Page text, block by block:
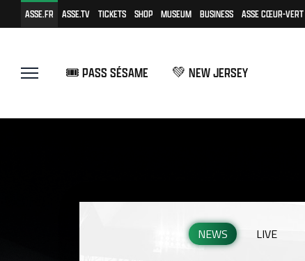
ASSE.FR ASSE.TV TICKETS SHOP MUSEUM BUSINESS ASSE CŒUR-VERT
🎟️ PASS SÉSAME 💚 NEW JERSEY
NEWS LIVE